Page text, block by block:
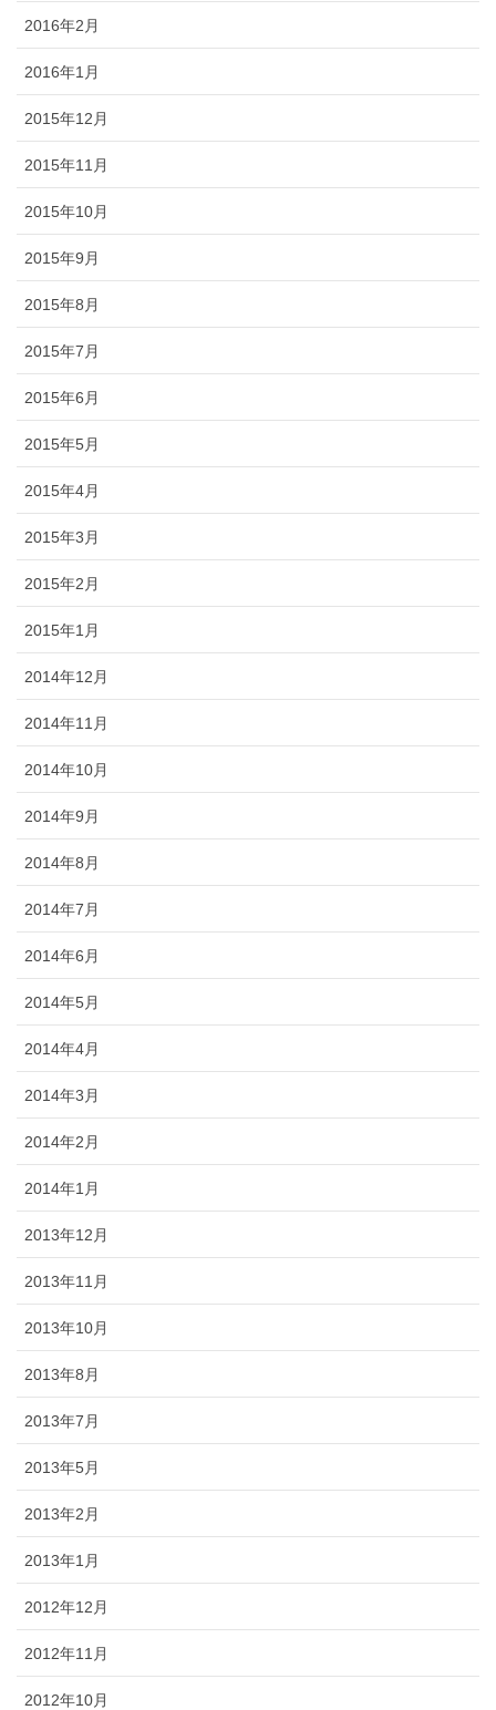
2016年2月
2016年1月
2015年12月
2015年11月
2015年10月
2015年9月
2015年8月
2015年7月
2015年6月
2015年5月
2015年4月
2015年3月
2015年2月
2015年1月
2014年12月
2014年11月
2014年10月
2014年9月
2014年8月
2014年7月
2014年6月
2014年5月
2014年4月
2014年3月
2014年2月
2014年1月
2013年12月
2013年11月
2013年10月
2013年8月
2013年7月
2013年5月
2013年2月
2013年1月
2012年12月
2012年11月
2012年10月